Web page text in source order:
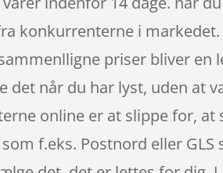
konkurrenterne i
priser bliver en
det når du har lyst, uden at
online er at slippe for,
f.eks. Postnord eller